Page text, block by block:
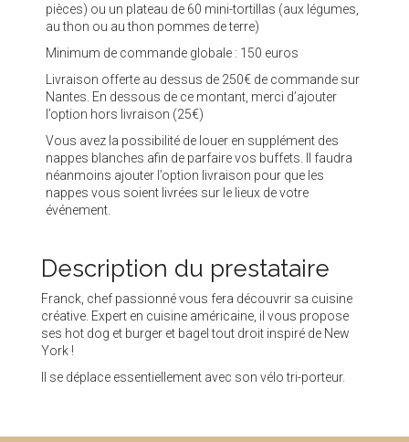
pièces) ou un plateau de 60 mini-tortillas (aux légumes,
au thon ou au thon pommes de terre)
Minimum de commande globale : 150 euros
Livraison offerte au dessus de 250€ de commande sur
Nantes. En dessous de ce montant, merci d’ajouter
l’option hors livraison (25€)
Vous avez la possibilité de louer en supplément des
nappes blanches afin de parfaire vos buffets. Il faudra
néanmoins ajouter l’option livraison pour que les
nappes vous soient livrées sur le lieux de votre
événement.
Description du prestataire
Franck, chef passionné vous fera découvrir sa cuisine
créative. Expert en cuisine américaine, il vous propose
ses hot dog et burger et bagel tout droit inspiré de New
York !
Il se déplace essentiellement avec son vélo tri-porteur.